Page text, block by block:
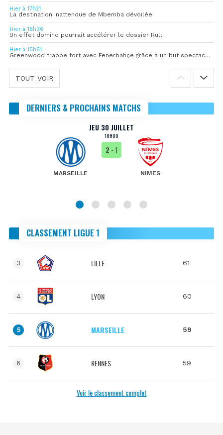
Hier à 17h21
La destination inattendue de Mbemba dévoilée
Hier à 16h36
Un effet domino pourrait accélérer le dossier Rulli
Hier à 15h51
Greenwood frappe fort avec Fenerbahçe grâce à un but spectaculaire
TOUT VOIR
DERNIERS & PROCHAINS MATCHS
JEU 30 JUILLET
18H00
MARSEILLE
2 - 1
NIMES
CLASSEMENT LIGUE 1
3 LILLE 61
4 LYON 60
5 MARSEILLE 59
6 RENNES 59
Voir le classement complet